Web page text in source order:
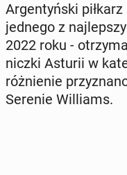
Ar­gen­tyń­ski
jednego z
2022 roku -
nicz­ki Asturii w
róż­nie­nie
Serenie Wil­liams.